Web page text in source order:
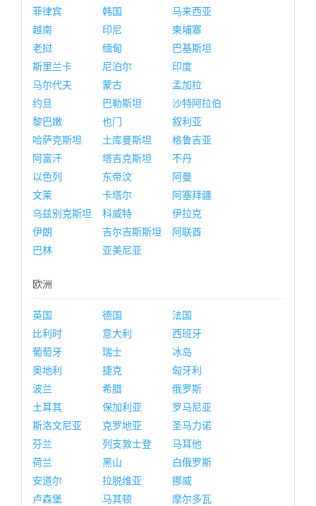
菲律宾
韩国
马来西亚
越南
印尼
柬埔寨
老挝
缅甸
巴基斯坦
斯里兰卡
尼泊尔
印度
马尔代夫
蒙古
孟加拉
约旦
巴勒斯坦
沙特阿拉伯
黎巴嫩
也门
叙利亚
哈萨克斯坦
土库曼斯坦
格鲁吉亚
阿富汗
塔吉克斯坦
不丹
以色列
东帝汶
阿曼
文莱
卡塔尔
阿塞拜疆
乌兹别克斯坦
科威特
伊拉克
伊朗
吉尔吉斯斯坦
阿联酋
巴林
亚美尼亚
欧洲
英国 德国
法国
比利时
意大利
西班牙
葡萄牙
瑞士
冰岛
奥地利
捷克
匈牙利
波兰
希腊
俄罗斯
土耳其
保加利亚
罗马尼亚
斯洛文尼亚
克罗地亚
圣马力诺
芬兰
列支敦士登
马耳他
荷兰
黑山
白俄罗斯
安道尔
拉脱维亚
挪威
卢森堡
马其顿
摩尔多瓦